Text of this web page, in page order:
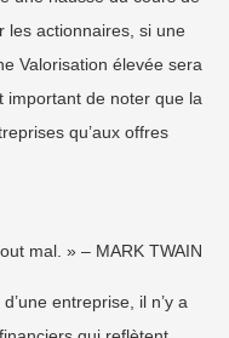
les actionnaires, si une
Valorisation élevée sera
important de noter que la
qu’aux offres
mal. » – MARK TWAIN
entreprise, il n’y a